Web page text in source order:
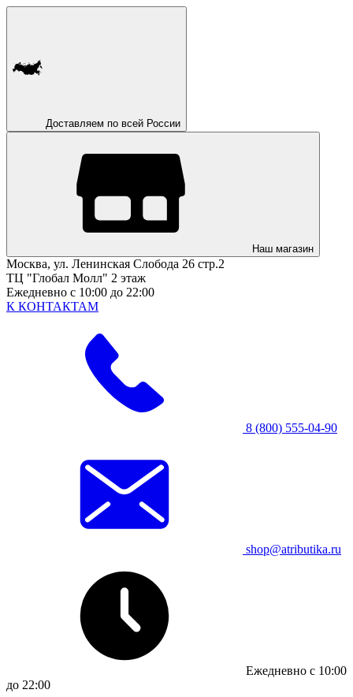
Доставляем по всей России
Наш магазин
Москва, ул. Ленинская Слобода 26 стр.2
ТЦ "Глобал Молл" 2 этаж
Ежедневно с 10:00 до 22:00
К КОНТАКТАМ
8 (800) 555-04-90
shop@atributika.ru
Ежедневно с 10:00
до 22:00